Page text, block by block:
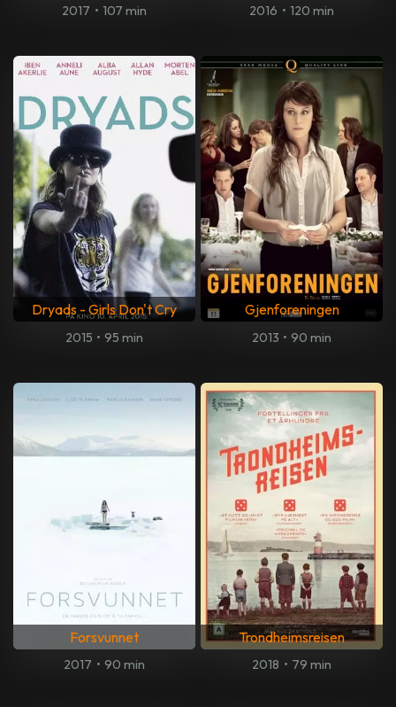
2017 • 107 min 2016 • 120 min
Dryads - Girls Don't Cry
2015 • 95 min
Gjenforeningen
2013 • 90 min
Forsvunnet
2017 • 90 min
Trondheimsreisen
2018 • 79 min